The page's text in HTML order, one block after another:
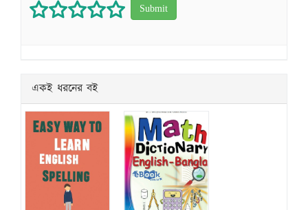
5 stars
4 stars
3 stars
2 stars
1 star
একই ধরনের বই